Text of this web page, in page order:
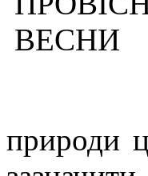
природи